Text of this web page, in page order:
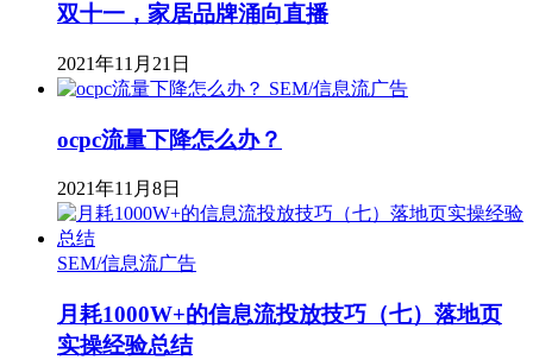
双十一，家居品牌涌向直播
2021年11月21日
SEM/信息流广告
ocpc流量下降怎么办？
2021年11月8日
SEM/信息流广告
月耗1000W+的信息流投放技巧（七）落地页
实操经验总结